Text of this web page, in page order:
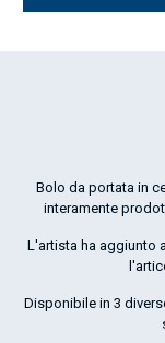
Bolo da portata in
interamente
L'artista ha aggiunto
Disponibile in 3